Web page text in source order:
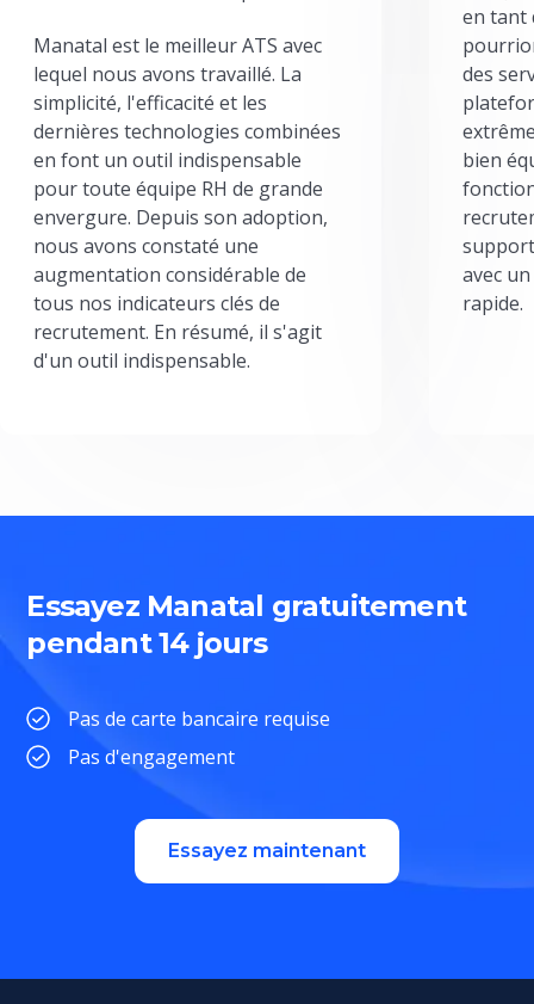
Manatal est le meilleur ATS avec
lequel nous avons travaillé. La
simplicité, l'efficacité et les
dernières technologies combinées
en font un outil indispensable
pour toute équipe RH de grande
envergure. Depuis son adoption,
nous avons constaté une
augmentation considérable de
tous nos indicateurs clés de
recrutement. En résumé, il s'agit
d'un outil indispensable.
en tant
des
bien
avec
rapide.
Essayez Manatal gratuitement
pendant 14 jours
Pas de carte bancaire requise
Pas d'engagement
Essayez maintenant